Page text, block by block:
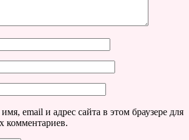
email и адрес сайта в этом браузере для
комментариев.